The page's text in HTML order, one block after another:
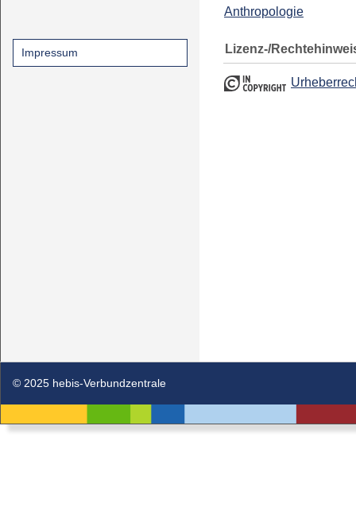
Impressum
Anthropologie
Lizenz-/
© 2025 hebis-Verbundzentrale